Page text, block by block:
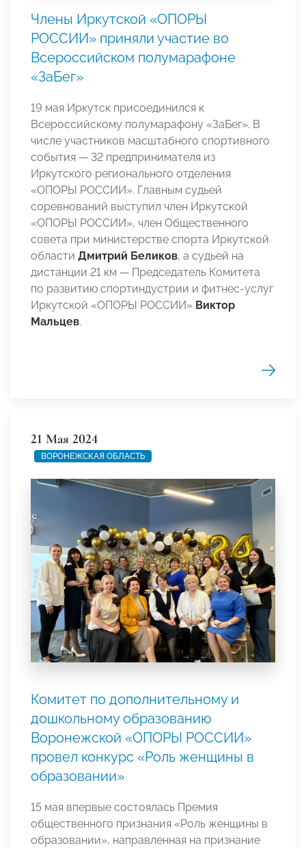
Члены Иркутской «ОПОРЫ
РОССИИ» приняли участие во
Всероссийском полумарафоне
«ЗаБег»
19 мая Иркутск присоединился к
Всероссийскому полумарафону «ЗаБег». В
числе участников масштабного спортивного
события — 32 предпринимателя из
Иркутского регионального отделения
«ОПОРЫ РОССИИ». Главным судьей
соревнований выступил член Иркутской
«ОПОРЫ РОССИИ», член Общественного
совета при министерстве спорта Иркутской
области Дмитрий Беликов, а судьей на
дистанции 21 км — Председатель Комитета
по развитию спортиндустрии и фитнес-услуг
Иркутской «ОПОРЫ РОССИИ» Виктор
Мальцев.
21 Мая 2024
ВОРОНЕЖСКАЯ ОБЛАСТЬ
Комитет по дополнительному и
дошкольному образованию
Воронежской «ОПОРЫ РОССИИ»
провел конкурс «Роль женщины в
образовании»
15 мая впервые состоялась Премия
общественного признания «Роль женщины в
образовании», направленная на признание